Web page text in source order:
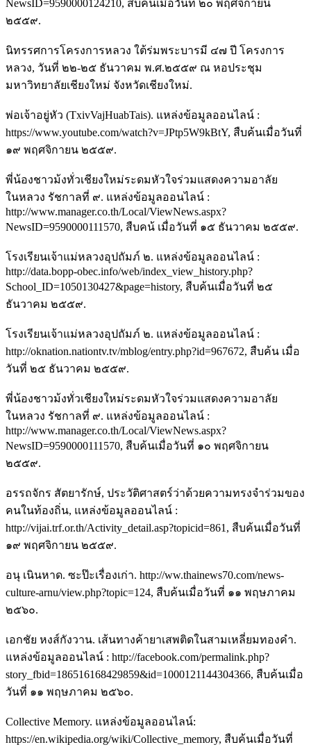
NewsID=9590000124210, สืบค้นเมื่อวันที่ ๒๐ พฤศจิกายน
๒๕๕๙.
นิทรรศการโครงการหลวง ใต้ร่มพระบารมี ๔๗ ปี โครงการ
หลวง, วันที่ ๒๒-๒๕ ธันวาคม พ.ศ.๒๕๕๙ ณ หอประชุม
มหาวิทยาลัยเชียงใหม่ จังหวัดเชียงใหม่.
พ่อเจ้าอยู่หัว (TxivVajHuabTais). แหล่งข้อมูลออนไลน์ :
https://www.youtube.com/watch?v=JPtp5W9kBtY, สืบค้นเมื่อวันที่
๑๙ พฤศจิกายน ๒๕๕๙.
พี่น้องชาวม้งทั่วเชียงใหม่ระดมหัวใจร่วมแสดงความอาลัย
ในหลวง รัชกาลที่ ๙. แหล่งข้อมูลออนไลน์ :
http://www.manager.co.th/Local/ViewNews.aspx?
NewsID=9590000111570, สืบคน้ เมื่อวันที่ ๑๕ ธันวาคม ๒๕๕๙.
โรงเรียนเจ้าแม่หลวงอุปถัมภ์ ๒. แหล่งข้อมูลออนไลน์ :
http://data.bopp-obec.info/web/index_view_history.php?
School_ID=1050130427&page=history, สืบค้นเมื่อวันที่ ๒๕
ธันวาคม ๒๕๕๙.
โรงเรียนเจ้าแม่หลวงอุปถัมภ์ ๒. แหล่งข้อมูลออนไลน์ :
http://oknation.nationtv.tv/mblog/entry.php?id=967672, สืบค้น เมื่อ
วันที่ ๒๕ ธันวาคม ๒๕๕๙.
พี่น้องชาวม้งทั่วเชียงใหม่ระดมหัวใจร่วมแสดงความอาลัย
ในหลวง รัชกาลที่ ๙. แหล่งข้อมูลออนไลน์ :
http://www.manager.co.th/Local/ViewNews.aspx?
NewsID=9590000111570, สืบค้นเมื่อวันที่ ๑๐ พฤศจิกายน
๒๕๕๙.
อรรถจักร สัตยารักษ์, ประวัติศาสตร์ว่าด้วยความทรงจำร่วมของ
คนในท้องถิ่น, แหล่งข้อมูลออนไลน์ :
http://vijai.trf.or.th/Activity_detail.asp?topicid=861, สืบค้นเมื่อวันที่
๑๙ พฤศจิกายน ๒๕๕๙.
อนุ เนินหาด. ซะป๊ะเรื่องเก่า. http://ww.thainews70.com/news-
culture-arnu/view.php?topic=124, สืบค้นเมื่อวันที่ ๑๑ พฤษภาคม
๒๕๖๐.
เอกชัย หงส์กังวาน. เส้นทางค้ายาเสพติดในสามเหลี่ยมทองคำ.
แหล่งข้อมูลออนไลน์ : http://facebook.com/permalink.php?
story_fbid=186516168429859&id=1000121144304366, สืบค้นเมื่อ
วันที่ ๑๑ พฤษภาคม ๒๕๖๐.
Collective Memory. แหล่งข้อมูลออนไลน์:
https://en.wikipedia.org/wiki/Collective_memory, สืบค้นเมื่อวันที่